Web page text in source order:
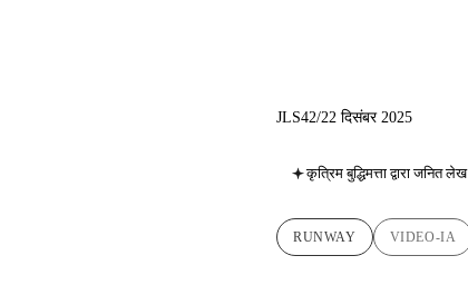
JLS42/22 दिसंबर 2025
कृत्रिम बुद्धिमत्ता द्वारा जनित लेख
RUNWAY VIDEO-IA